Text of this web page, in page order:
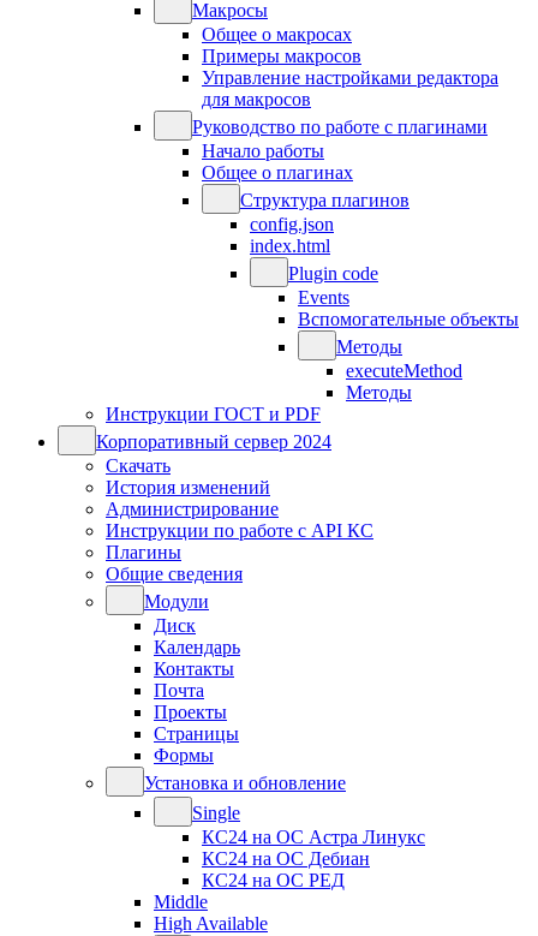
Макросы
Общее о макросах
Примеры макросов
Управление настройками редактора
для макросов
Руководство по работе с плагинами
Начало работы
Общее о плагинах
Структура плагинов
config.json
index.html
Plugin code
Events
Вспомогательные объекты
Методы
executeMethod
Методы
Инструкции ГОСТ и PDF
Корпоративный сервер 2024
Скачать
История изменений
Администрирование
Инструкции по работе с API КС
Плагины
Общие сведения
Модули
Диск
Календарь
Контакты
Почта
Проекты
Страницы
Формы
Установка и обновление
Single
КС24 на ОС Астра Линукс
КС24 на ОС Дебиан
КС24 на ОС РЕД
Middle
High Available